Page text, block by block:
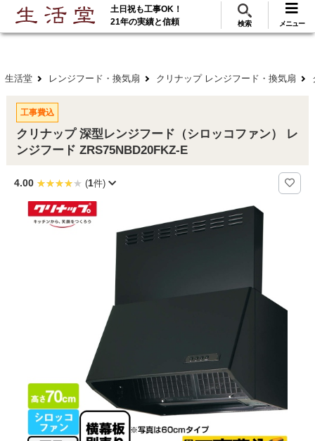
ご利用 288万･工事実績117万件! 無料見積
土日祝も工事OK！
21年の実績と信頼
検索 メニュー
生活堂 レンジフード・換気扇 クリナップ レンジフード・換気扇
工事費込
クリナップ 深型レンジフード（シロッコファン） レ
ンジフード ZRS75NBD20FKZ-E
4.00 (1件)